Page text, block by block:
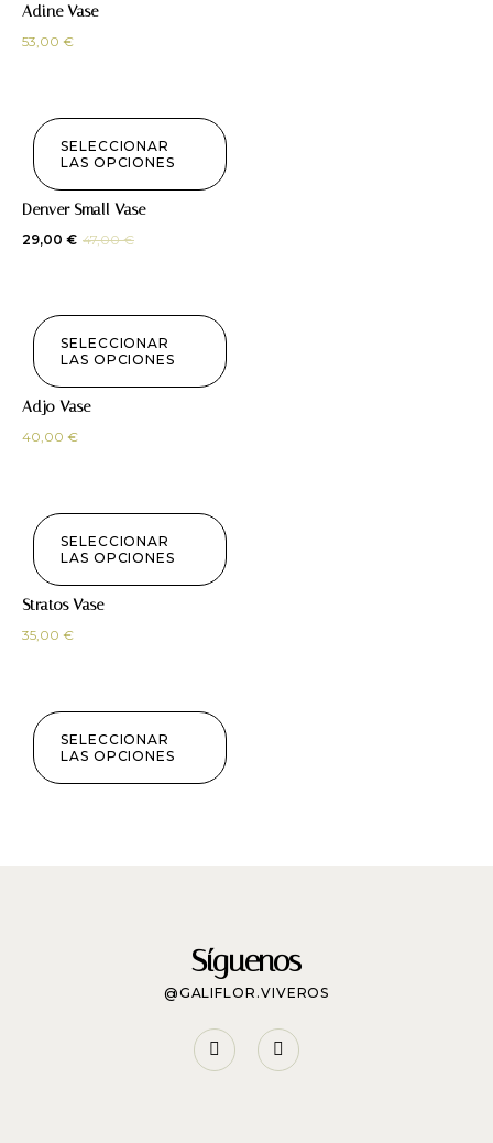
Adine Vase
53,00 €
SELECCIONAR
LAS OPCIONES
Denver Small Vase
47,00€
29,00 €
SELECCIONAR
LAS OPCIONES
Adjo Vase
40,00 €
SELECCIONAR
LAS OPCIONES
Stratos Vase
35,00 €
SELECCIONAR
LAS OPCIONES
Síguenos
@GALIFLOR.VIVEROS